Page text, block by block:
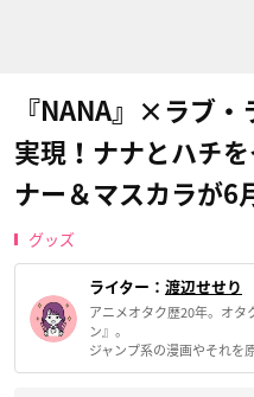
『NANA』×ラブ・
実現！ナナとハチ
ナー＆マスカラが6
グッズ
ライター： 渡辺せせり
アニメオタク歴20年。オ
ン』。
ジャンプ系の漫画やそれを